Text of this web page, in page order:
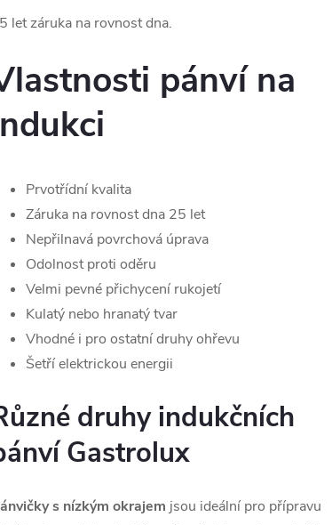
let záruka na rovnost dna.
pánví na
Prvotřídní kvalita
Záruka na rovnost dna 25 let
Nepřilnavá povrchová úprava
Odolnost proti oděru
Velmi pevné přichycení rukojetí
Kulatý nebo hranatý tvar
Vhodné i pro ostatní druhy ohřevu
Šetří elektrickou energii
druhy indukčních
Gastrolux
s nízkým okrajem jsou ideální pro přípravu